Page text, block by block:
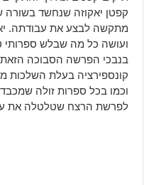
קפטן יאקוזה שנחשד בשורה
מתקשה לבצע את עבודתה.
ועושה כל מה שבלש ספרותי
בנבכי הפרשה הסבוכה
קונספירציה בעלת השלכות
וכמו בכל ספרות זולה
לפרשת הרצח שטלטלה את